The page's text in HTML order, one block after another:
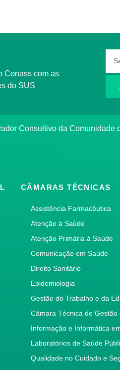
do SUS
Consultivo da
CÂMARAS TÉCNICAS
Assistência Farmacêutica
Atenção à Saúde
Atenção Primária à Saúde
Comunicação em Saúde
Direito Sanitário
Epidemiologia
Gestão do Trabalho e da
Câmara Técnica de Gestão
Informação e Informática
Laboratórios de Saúde
Qualidade no Cuidado e